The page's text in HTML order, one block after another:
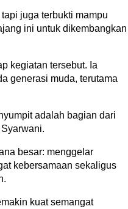
juga terbukti mampu
ini untuk dikembangkan
kegiatan tersebut. Ia
generasi muda, terutama
adalah bagian dari
besar: menggelar
kebersamaan sekaligus
kuat semangat